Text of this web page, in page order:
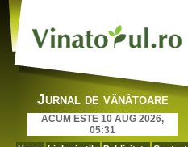
Jurnal de vânătoare
ACUM ESTE 10 AUG 2026,
05:31